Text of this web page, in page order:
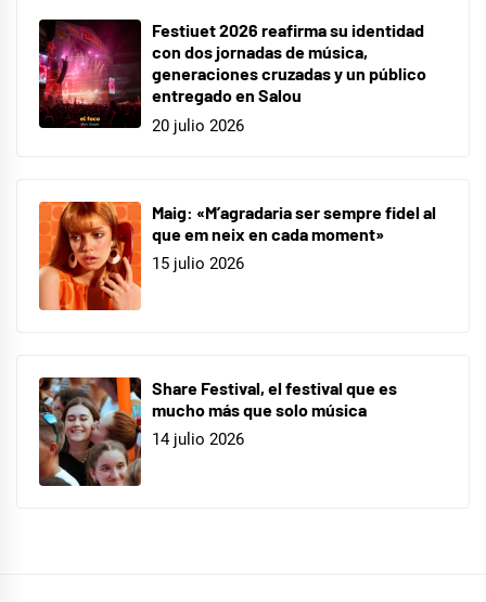
Festiuet 2026 reafirma su identidad
con dos jornadas de música,
generaciones cruzadas y un público
entregado en Salou
20 julio 2026
Maig: «M’agradaria ser sempre fidel al
que em neix en cada moment»
15 julio 2026
Share Festival, el festival que es
mucho más que solo música
14 julio 2026